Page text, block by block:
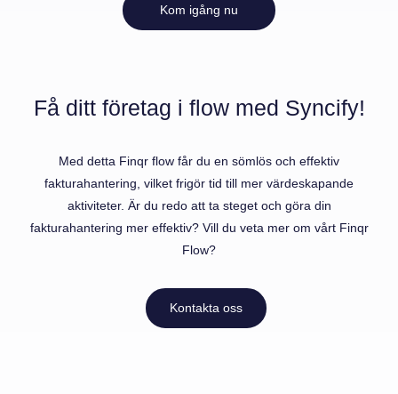
Kom igång nu
Få ditt företag i flow med Syncify!
Med detta Finqr flow får du en sömlös och effektiv
fakturahantering, vilket frigör tid till mer värdeskapande
aktiviteter. Är du redo att ta steget och göra din
fakturahantering mer effektiv? Vill du veta mer om vårt Finqr
Flow?
Kontakta oss